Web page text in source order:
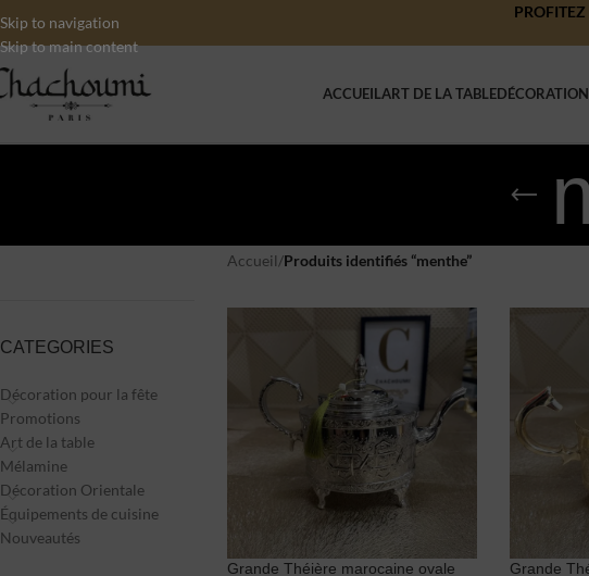
Skip to navigation
Skip to main content
ACCUEILART DE LA TABLE
CATEGORIES
Décoration pour la fête
Promotions
Art de la table
Mélamine
Décoration Orientale
Équipements de cuisine
Nouveautés
Accueil/Produits identifiés “menthe”
Grande Théière marocaine ovale
Grande